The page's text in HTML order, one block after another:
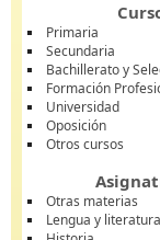
Primaria
Secundaria
Bachillerato y
Formación
Universidad
Oposición
Otros cursos
Otras materias
Lengua y literatura